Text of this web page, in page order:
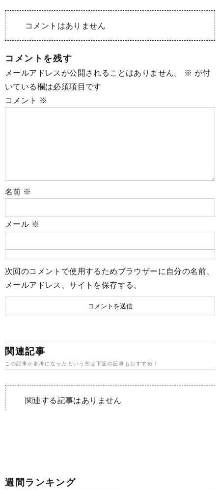
コメントはありません
コメントを残す
メールアドレスが公開されることはありません。 ※ が付
いている欄は必須項目です
コメント ※
名前 ※
メール ※
次回のコメントで使用するためブラウザーに自分の名前、
メールアドレス、サイトを保存する。
関連記事
この記事が参考になったという方は下記の記事もおすすめ！
関連する記事はありません
週間ランキング